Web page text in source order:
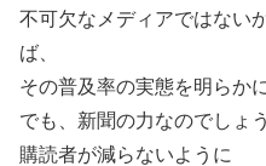
不可欠なメディアではない
ば、
その普及率の実態を明らか
でも、新聞の力なのでしょ
購読者が減らないように